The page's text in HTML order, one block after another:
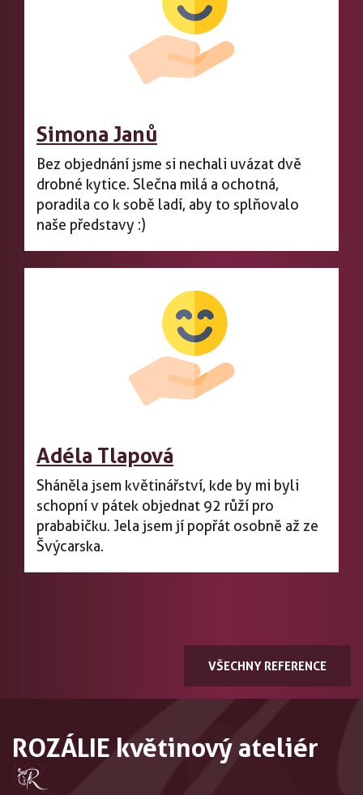
Simona Janů
Bez objednání jsme si nechali uvázat dvě
drobné kytice. Slečna milá a ochotná,
poradila co k sobě ladí, aby to splňovalo
naše představy :)
Adéla Tlapová
Sháněla jsem květinářství, kde by mi byli
schopní v pátek objednat 92 růží pro
prababičku. Jela jsem jí popřát osobně až ze
Švýcarska.
VŠECHNY REFERENCE
ROZÁLIE květinový ateliér